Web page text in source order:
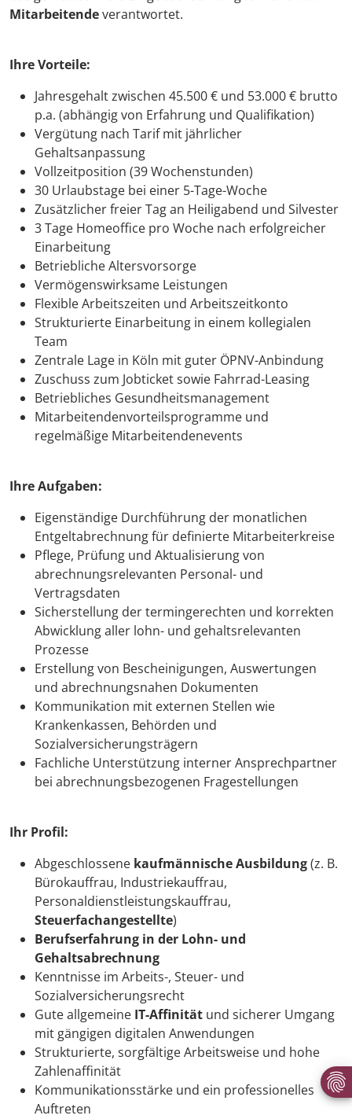
Mitarbeitendeverantwortet.
Ihre Vorteile:
Jahresgehalt zwischen 45.500 € und 53.000 € brutto
p.a. (abhängig von Erfahrung und Qualifikation)
Vergütung nach Tarif mit jährlicher
Gehaltsanpassung
Vollzeitposition (39 Wochenstunden)
30 Urlaubstage bei einer 5-Tage-Woche
Zusätzlicher freier Tag an Heiligabend und Silvester
3 Tage Homeoffice pro Woche nach erfolgreicher
Einarbeitung
Betriebliche Altersvorsorge
Vermögenswirksame Leistungen
Flexible Arbeitszeiten und Arbeitszeitkonto
Strukturierte Einarbeitung in einem kollegialen
Team
Zentrale Lage in Köln mit guter ÖPNV-Anbindung
Zuschuss zum Jobticket sowie Fahrrad-Leasing
Betriebliches Gesundheitsmanagement
Mitarbeitendenvorteilsprogramme und
regelmäßige Mitarbeitendenevents
Ihre Aufgaben:
Eigenständige Durchführung der monatlichen
Entgeltabrechnung für definierte Mitarbeiterkreise
Pflege, Prüfung und Aktualisierung von
abrechnungsrelevanten Personal- und
Vertragsdaten
Sicherstellung der termingerechten und korrekten
Abwicklung aller lohn- und gehaltsrelevanten
Prozesse
Erstellung von Bescheinigungen, Auswertungen
und abrechnungsnahen Dokumenten
Kommunikation mit externen Stellen wie
Krankenkassen, Behörden und
Sozialversicherungsträgern
Fachliche Unterstützung interner Ansprechpartner
bei abrechnungsbezogenen Fragestellungen
Ihr Profil:
Abgeschlossene kaufmännische Ausbildung(z. B.
Bürokauffrau, Industriekauffrau,
Personaldienstleistungskauffrau,
Steuerfachangestellte)
Berufserfahrung in der Lohn- und
Gehaltsabrechnung
Kenntnisse im Arbeits-, Steuer- und
Sozialversicherungsrecht
Gute allgemeine IT-Affinität und sicherer Umgang
mit gängigen digitalen Anwendungen
Strukturierte, sorgfältige Arbeitsweise und hohe
Zahlenaffinität
Kommunikationsstärke und ein professionelles
Auftreten